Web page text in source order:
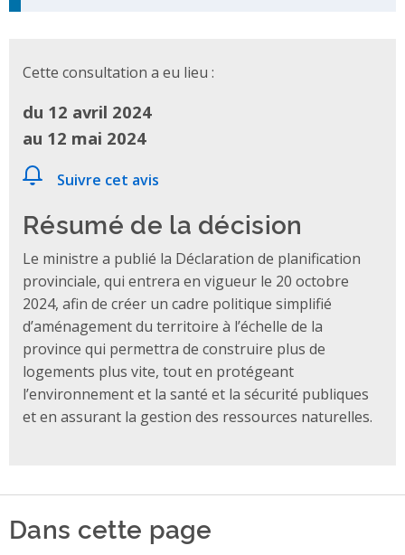
Cette consultation a eu lieu :
du 12 avril 2024
au 12 mai 2024
Suivre cet avis
Résumé de la décision
Le ministre a publié la Déclaration de planification
provinciale, qui entrera en vigueur le 20 octobre
2024, afin de créer un cadre politique simplifié
d’aménagement du territoire à l’échelle de la
province qui permettra de construire plus de
logements plus vite, tout en protégeant
l’environnement et la santé et la sécurité publiques
et en assurant la gestion des ressources naturelles.
Dans cette page